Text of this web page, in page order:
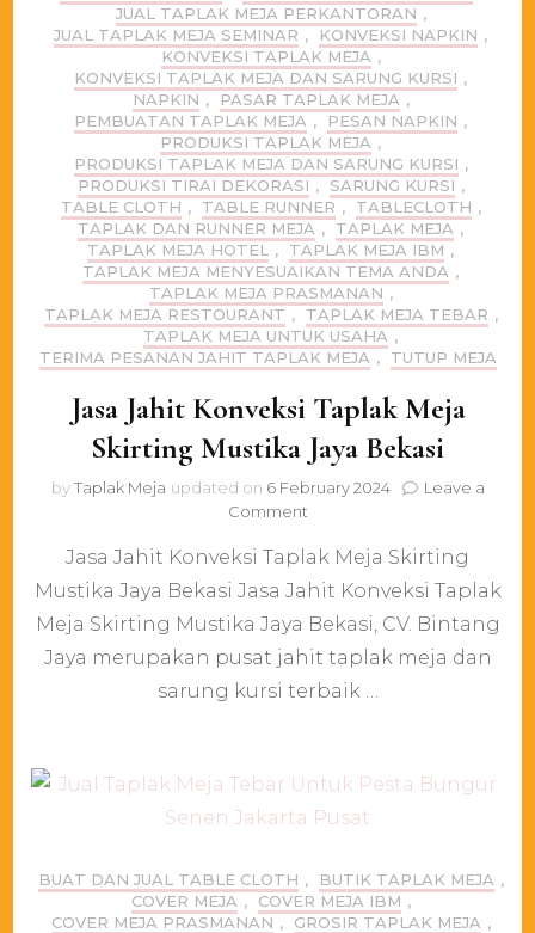
JUAL TAPLAK MEJA PERKANTORAN ,
JUAL TAPLAK MEJA SEMINAR , KONVEKSI NAPKIN ,
KONVEKSI TAPLAK MEJA ,
KONVEKSI TAPLAK MEJA DAN SARUNG KURSI ,
NAPKIN , PASAR TAPLAK MEJA ,
PEMBUATAN TAPLAK MEJA , PESAN NAPKIN ,
PRODUKSI TAPLAK MEJA ,
PRODUKSI TAPLAK MEJA DAN SARUNG KURSI ,
PRODUKSI TIRAI DEKORASI , SARUNG KURSI ,
TABLE CLOTH , TABLE RUNNER , TABLECLOTH ,
TAPLAK DAN RUNNER MEJA , TAPLAK MEJA ,
TAPLAK MEJA HOTEL
, TAPLAK MEJA IBM ,
TAPLAK MEJA MENYESUAIKAN TEMA ANDA ,
TAPLAK MEJA PRASMANAN ,
TAPLAK MEJA RESTOURANT , TAPLAK MEJA TEBAR ,
TAPLAK MEJA UNTUK USAHA ,
TERIMA PESANAN JAHIT TAPLAK MEJA , TUTUP MEJA
Jasa Jahit Konveksi Taplak Meja
Skirting Mustika Jaya Bekasi
byTaplak Meja updated on 6 February 2024
Leave a
Commenton
Jahit
Konveksi
Meja
Skirting
Jaya
Jasa Jahit Konveksi Taplak Meja Skirting
Mustika Jaya Bekasi Jasa Jahit Konveksi Taplak
Meja Skirting Mustika Jaya Bekasi, CV. Bintang
Jaya merupakan pusat jahit taplak meja dan
sarung kursi terbaik …
BUAT DAN JUAL TABLE CLOTH , BUTIK TAPLAK MEJA ,
COVER MEJA , COVER MEJA IBM ,
COVER MEJA PRASMANAN , GROSIR TAPLAK MEJA ,